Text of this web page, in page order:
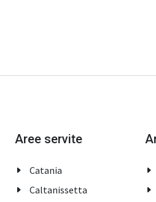
Aree servite
Catania
Caltanissetta